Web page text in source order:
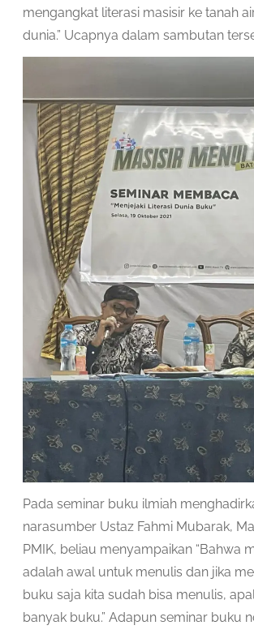
mengangkat literasi masisir ke tanah
dunia.” Ucapnya dalam sambutan
Pada seminar buku ilmiah
narasumber Ustaz Fahmi Mubarak,
PMIK, beliau menyampaikan “Bahwa
adalah awal untuk menulis dan jika
buku saja kita sudah bisa menulis,
banyak buku.” Adapun seminar buku